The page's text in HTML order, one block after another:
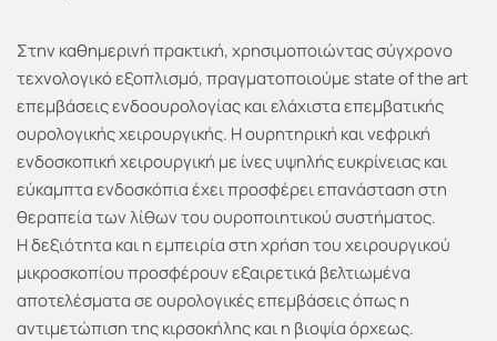
Στην καθημερινή πρακτική, χρησιμοποιώντας σύγχρονο
τεχνολογικό εξοπλισμό, πραγματοποιούμε state of the art
επεμβάσεις ενδοουρολογίας και ελάχιστα επεμβατικής
ουρολογικής χειρουργικής. Η ουρητηρική και νεφρική
ενδοσκοπική χειρουργική με ίνες υψηλής ευκρίνειας και
εύκαμπτα ενδοσκόπια έχει προσφέρει επανάσταση στη
θεραπεία των λίθων του ουροποιητικού συστήματος.
Η δεξιότητα και η εμπειρία στη χρήση του χειρουργικού
μικροσκοπίου προσφέρουν εξαιρετικά βελτιωμένα
αποτελέσματα σε ουρολογικές επεμβάσεις όπως η
αντιμετώπιση της κιρσοκήλης και η βιοψία όρχεως.